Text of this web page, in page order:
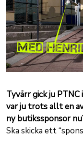
Tyvärr gick ju PTNC
var ju trots allt en
ny butikssponsor
Ska skicka ett